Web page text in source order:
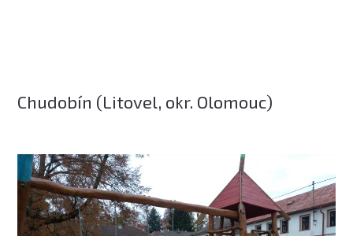
Chudobín (Litovel, okr. Olomouc)